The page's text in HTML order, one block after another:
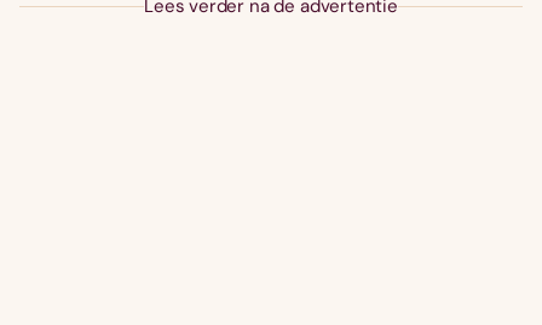
Lees verder na de advertentie